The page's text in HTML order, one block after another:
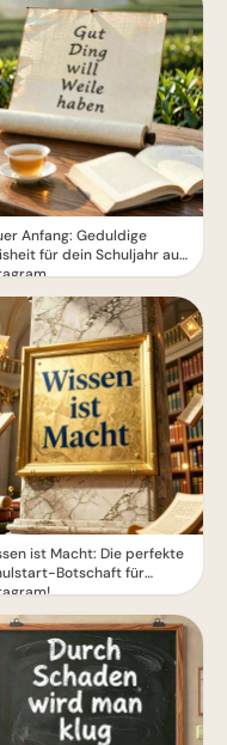
Anfang: Geduldige
für dein Schuljahr auf
ist Macht: Die perfekte
Botschaft für